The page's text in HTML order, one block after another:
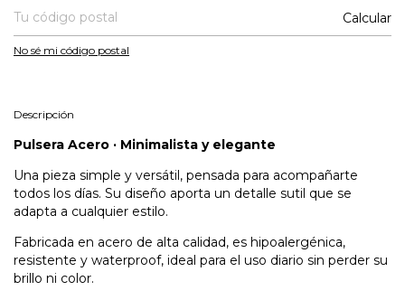
Calcular
No sé mi código postal
Descripción
Pulsera Acero · Minimalista y elegante
Una pieza simple y versátil, pensada para acompañarte
todos los días. Su diseño aporta un detalle sutil que se
adapta a cualquier estilo.
Fabricada en acero de alta calidad, es hipoalergénica,
resistente y waterproof, ideal para el uso diario sin perder su
brillo ni color.